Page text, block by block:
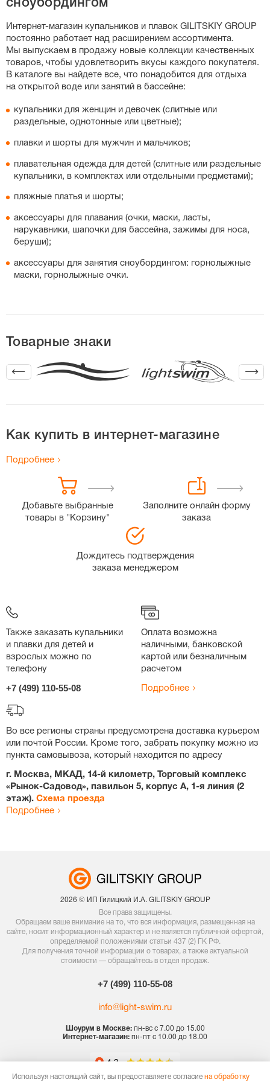
слитных купальников, особенно спортивных моделей с
если у вас высокий рост, выбирайте больший размер,
чтобы бретели не врезались в плечи. Вы также можете
свериться с нашей точной таблицей размеров на
странице каждого товара.
сноубордингом
Интернет-магазин купальников и плавок GILITSKIY GROUP
постоянно работает над расширением ассортимента.
Мы выпускаем в продажу новые коллекции качественных
товаров, чтобы удовлетворить вкусы каждого покупателя.
В каталоге вы найдете все, что понадобится для отдыха
на открытой воде или занятий в бассейне:
купальники для женщин и девочек (слитные или
раздельные, однотонные или цветные);
плавки и шорты для мужчин и мальчиков;
плавательная одежда для детей (слитные или раздельные
купальники, в комплектах или отдельными предметами);
пляжные платья и шорты;
аксессуары для плавания (очки, маски, ласты,
нарукавники, шапочки для бассейна, зажимы для носа,
беруши);
аксессуары для занятия сноубордингом: горнолыжные
маски, горнолыжные очки.
Товарные знаки
Как купить в интернет-магазине
Подробнее
Добавьте выбранные
товары в "Корзину"
Заполните онлайн форму
заказа
Дождитесь подтверждения
заказа менеджером
Также заказать купальники
и плавки для детей и
взрослых можно по
телефону
+7 (499) 110-55-08
Оплата возможна
наличными, банковской
картой или безналичным
расчетом
Подробнее
Во все регионы страны предусмотрена доставка курьером
или почтой России. Кроме того, забрать покупку можно из
пункта самовывоза, который находится по адресу
г. Москва, МКАД, 14-й километр, Торговый комплекс
«Рынок-Садовод», павильон 5, корпус А, 1-я линия (2
этаж). Схема проезда
Подробнее
2026 © ИП Гилицкий И.А. GILITSKIY GROUP
Все права защищены.
Обращаем ваше внимание на то, что вся информация, размещенная на
сайте, носит информационный характер и не является публичной офертой,
определяемой положениями статьи 437 (2) ГК РФ.
Для получения точной информации о товарах, а также актуальной
стоимости — обращайтесь в отдел продаж.
+7 (499) 110-55-08
info@light-swim.ru
Шоурум в Москве:пн-вс с 7.00 до 15.00
Интернет-магазин: пн-пт с 10.00 до 18.00
Используя настоящий сайт, вы предоставляете согласие на обработку